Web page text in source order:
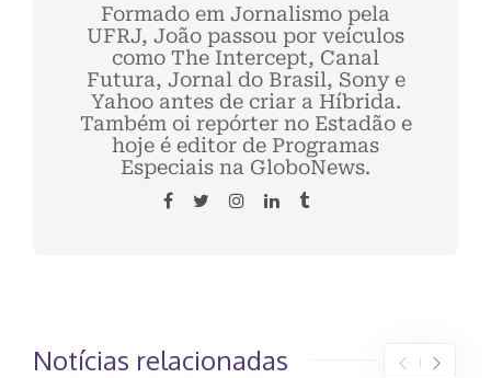
Formado em Jornalismo pela
UFRJ, João passou por veículos
como The Intercept, Canal
Futura, Jornal do Brasil, Sony e
Yahoo antes de criar a Híbrida.
Também oi repórter no Estadão e
hoje é editor de Programas
Especiais na GloboNews.
Notícias relacionadas